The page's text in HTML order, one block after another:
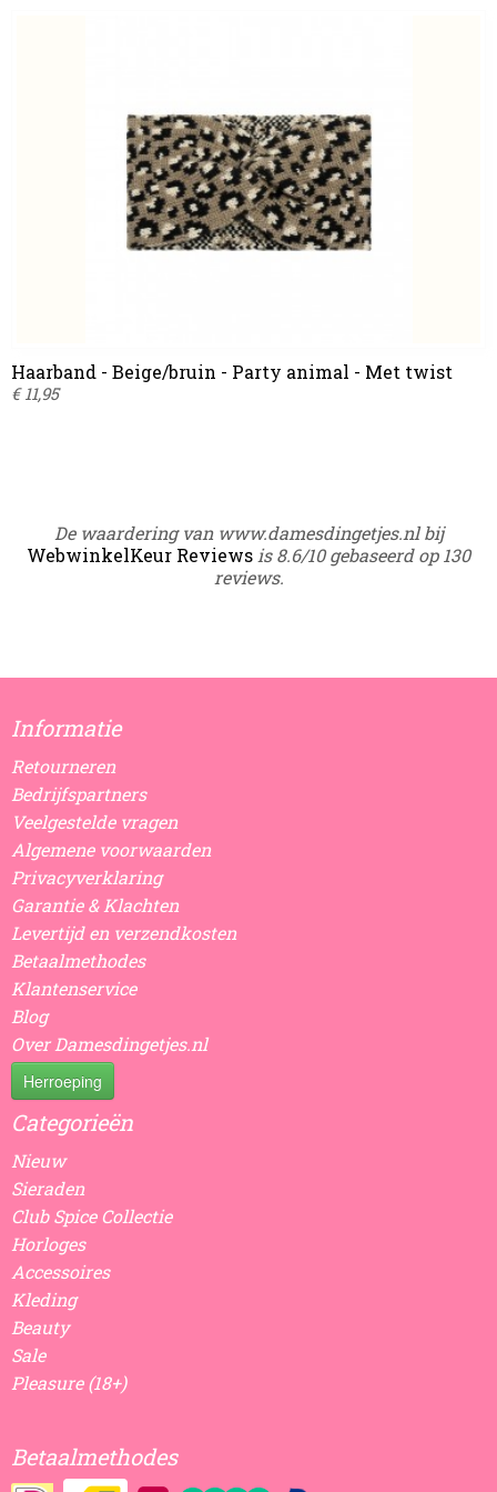
Haarband - Beige/bruin - Party animal - Met twist
€ 11,95
De waardering van www.damesdingetjes.nl bij
WebwinkelKeur Reviews is 8.6/10 gebaseerd op 130
reviews.
Informatie
Retourneren
Bedrijfspartners
Veelgestelde vragen
Algemene voorwaarden
Privacyverklaring
Garantie & Klachten
Levertijd en verzendkosten
Betaalmethodes
Klantenservice
Blog
Over Damesdingetjes.nl
Herroeping
Categorieën
Nieuw
Sieraden
Club Spice Collectie
Horloges
Accessoires
Kleding
Beauty
Sale
Pleasure (18+)
Betaalmethodes